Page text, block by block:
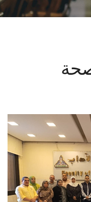
البحث العلمي
المراكز والوحدات
الإعلام
تواصل معنا
الطلاب